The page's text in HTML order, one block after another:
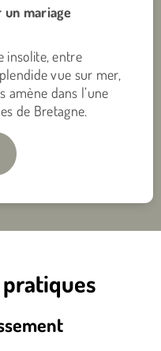
un mariage
insolite, entre
vue sur mer,
amène dans l’une
de Bretagne.